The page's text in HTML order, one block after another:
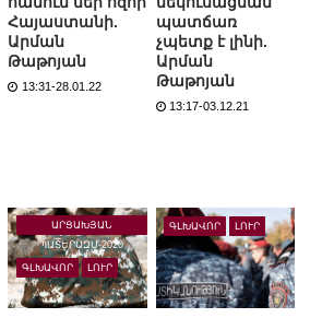
Հայաստանի.
Արման
Թաթոյան
13:31-28.01.22
պատճառ
չպետք է լինի.
Արման
Թաթոյան
13:17-03.12.21
ԱՐՑԱԽՅԱՆ
ՊԱՏԵՐԱԶՄ-2020
ԳԼԽԱՎՈՐ ԼՈՒՐ
ԳԼԽԱՎՈՐ ԼՈՒՐ